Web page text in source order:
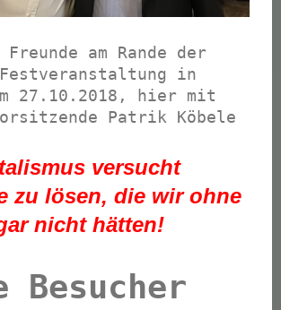
am Rande der
Festveranstaltung in
27.10.2018, hier mit
Patrik Köbele
versucht
zu lösen, die wir ohne
nicht hätten!
Besucher